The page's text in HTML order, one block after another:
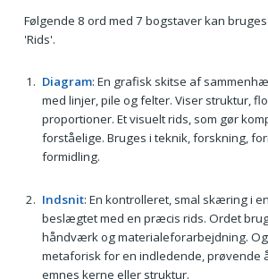
Følgende 8 ord med 7 bogstaver kan
'Rids'.
Diagram: En grafisk skitse af
med linjer, pile og felter. Viser struktur,
proportioner. Et visuelt rids, som gør
forståelige. Bruges i teknik, forskning,
formidling.
Indsnit: En kontrolleret, smal skæring i
beslægtet med en præcis rids. Ordet
håndværk og materialeforarbejdning.
metaforisk for en indledende, prøvende
emnes kerne eller struktur.